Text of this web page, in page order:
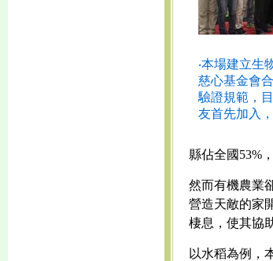
‧本場建立生
慈心基金會
驗證規範，
友首先加入
縣佔全國53%
然而有機農業
營造天敵的家
棲息，使其協
以水稻為例，